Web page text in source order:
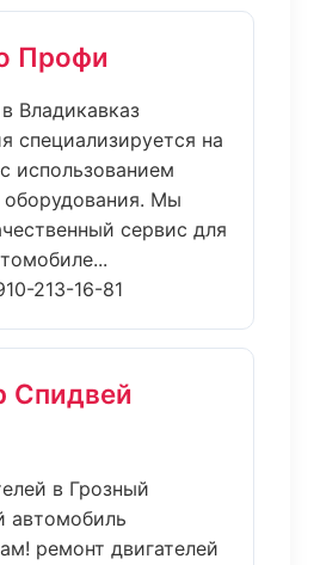
Профи
Владикавказ
специализируется на
использованием
оборудования. Мы
сервис для
213-16-81
Спидвей
в Грозный
автомобиль
ремонт двигателей